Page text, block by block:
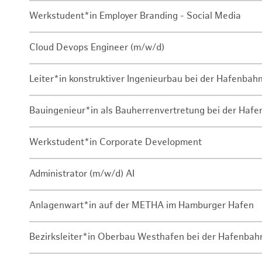
Werkstudent*in Employer Branding - Social Media
Cloud Devops Engineer (m/w/d)
Leiter*in konstruktiver Ingenieurbau bei der Hafenbahn
Bauingenieur*in als Bauherrenvertretung bei der
Werkstudent*in Corporate Development
Administrator (m/w/d) AI
Anlagenwart*in auf der METHA im Hamburger Hafen
Bezirksleiter*in Oberbau Westhafen bei der